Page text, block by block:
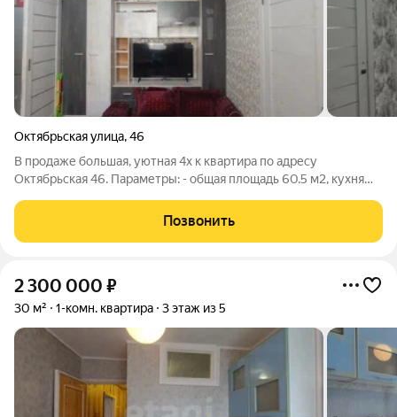
Октябрьская улица,46
В продаже большая, уютная 4х к квартира по адресу
Октябрьская 46. Параметры: - общая площадь 60.5 м2, кухня
отопление центральное, санузел раздельный, окна ПВХ,
потолки натяжные, пол линолеум,
Позвонить
2 300 000 ₽
30 м² 1-комн. квартира 3 этаж из 5